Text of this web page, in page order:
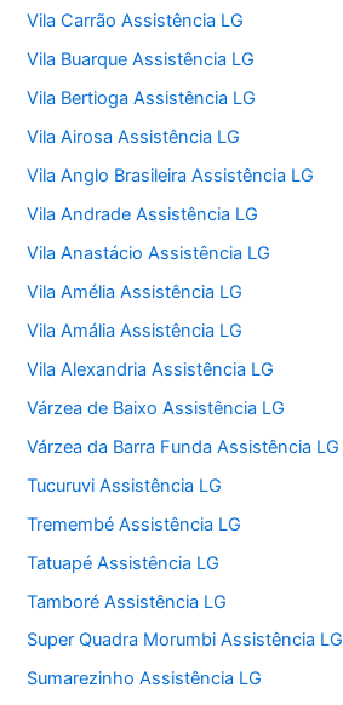
Vila Carrão Assistência LG
Vila Buarque Assistência LG
Vila Bertioga Assistência LG
Vila Airosa Assistência LG
Vila Anglo Brasileira Assistência LG
Vila Andrade Assistência LG
Vila Anastácio Assistência LG
Vila Amélia Assistência LG
Vila Amália Assistência LG
Vila Alexandria Assistência LG
Várzea de Baixo Assistência LG
Várzea da Barra Funda Assistência LG
Tucuruvi Assistência LG
Tremembé Assistência LG
Tatuapé Assistência LG
Tamboré Assistência LG
Super Quadra Morumbi Assistência LG
Sumarezinho Assistência LG